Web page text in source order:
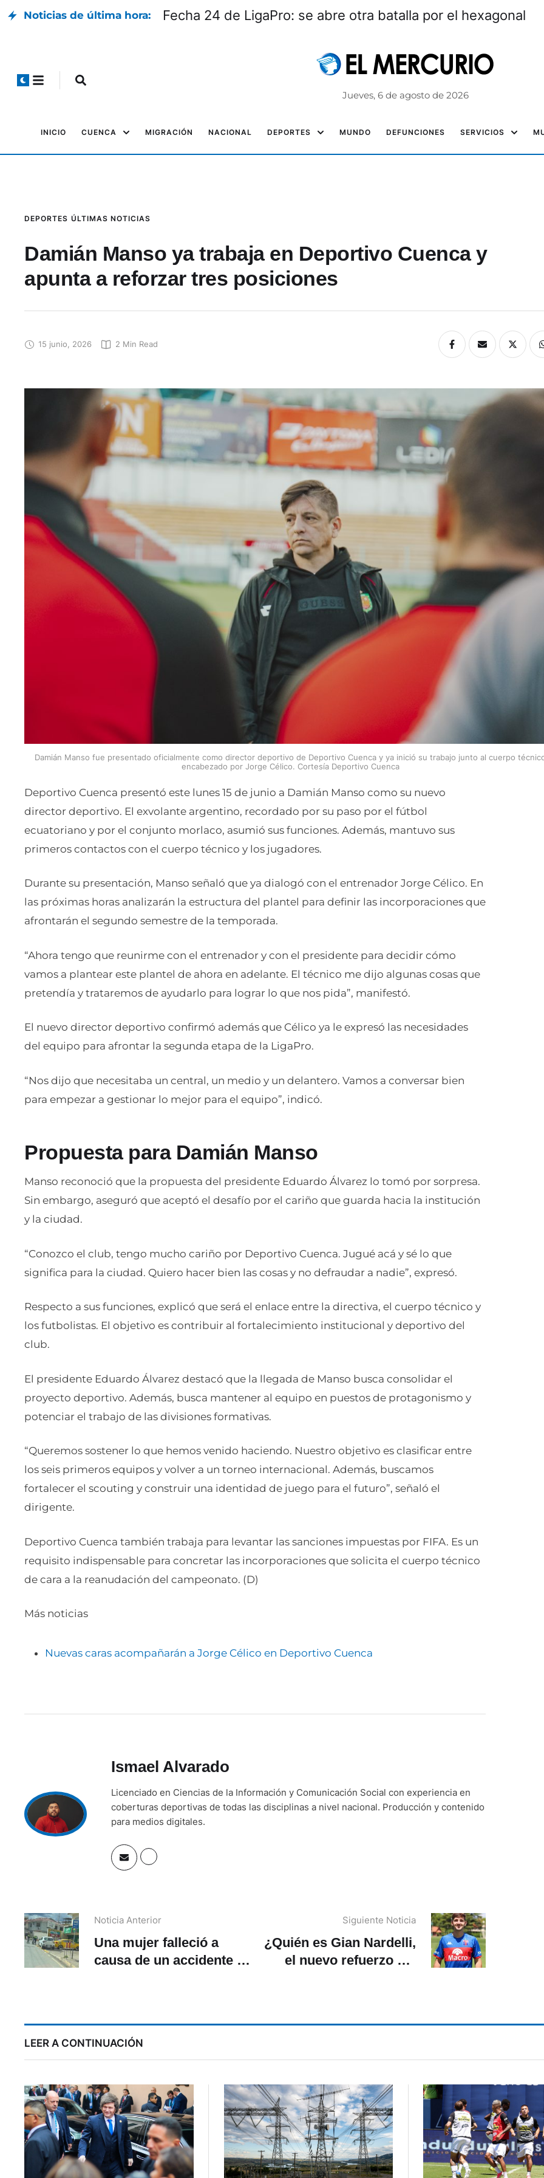
Noticias de última hora: Fecha 24 de LigaPro: se abre otra batalla por el hexagonal
Jueves, 6 de agosto de 2026
INICIO CUENCA MIGRACIÓN NACIONAL DEPORTES MUNDO DEFUNCIONES SERVICIOS
DEPORTES ÚLTIMAS NOTICIAS
Damián Manso ya trabaja en Deportivo Cuenca y
apunta a reforzar tres posiciones
15 junio, 2026 2 Min Read
Damián Manso fue presentado oficialmente como director deportivo de Deportivo Cuenca y ya inició su trabajo junto al cuerpo
encabezado por Jorge Célico. Cortesía Deportivo Cuenca
Deportivo Cuenca presentó este lunes 15 de junio a Damián Manso como su nuevo
director deportivo. El exvolante argentino, recordado por su paso por el fútbol
ecuatoriano y por el conjunto morlaco, asumió sus funciones. Además, mantuvo sus
primeros contactos con el cuerpo técnico y los jugadores.
Durante su presentación, Manso señaló que ya dialogó con el entrenador Jorge Célico. En
las próximas horas analizarán la estructura del plantel para definir las incorporaciones que
afrontarán el segundo semestre de la temporada.
“Ahora tengo que reunirme con el entrenador y con el presidente para decidir cómo
vamos a plantear este plantel de ahora en adelante. El técnico me dijo algunas cosas que
pretendía y trataremos de ayudarlo para lograr lo que nos pida”, manifestó.
El nuevo director deportivo confirmó además que Célico ya le expresó las necesidades
del equipo para afrontar la segunda etapa de la LigaPro.
“Nos dijo que necesitaba un central, un medio y un delantero. Vamos a conversar bien
para empezar a gestionar lo mejor para el equipo”, indicó.
Propuesta para Damián Manso
Manso reconoció que la propuesta del presidente Eduardo Álvarez lo tomó por sorpresa.
Sin embargo, aseguró que aceptó el desafío por el cariño que guarda hacia la institución
y la ciudad.
“Conozco el club, tengo mucho cariño por Deportivo Cuenca. Jugué acá y sé lo que
significa para la ciudad. Quiero hacer bien las cosas y no defraudar a nadie”, expresó.
Respecto a sus funciones, explicó que será el enlace entre la directiva, el cuerpo técnico y
los futbolistas. El objetivo es contribuir al fortalecimiento institucional y deportivo del
club.
El presidente Eduardo Álvarez destacó que la llegada de Manso busca consolidar el
proyecto deportivo. Además, busca mantener al equipo en puestos de protagonismo y
potenciar el trabajo de las divisiones formativas.
“Queremos sostener lo que hemos venido haciendo. Nuestro objetivo es clasificar entre
los seis primeros equipos y volver a un torneo internacional. Además, buscamos
fortalecer el scouting y construir una identidad de juego para el futuro”, señaló el
dirigente.
Deportivo Cuenca también trabaja para levantar las sanciones impuestas por FIFA. Es un
requisito indispensable para concretar las incorporaciones que solicita el cuerpo técnico
de cara a la reanudación del campeonato. (D)
Más noticias
Nuevas caras acompañarán a Jorge Célico en Deportivo Cuenca
Ismael Alvarado
Licenciado en Ciencias de la Información y Comunicación Social con experiencia en
coberturas deportivas de todas las disciplinas a nivel nacional. Producción y contenido
para medios digitales.
Noticia Anterior
Una mujer falleció a
causa de un accidente de
Siguiente Noticia
¿Quién es Gian Nardelli,
el nuevo refuerzo del
LEER A CONTINUACIÓN